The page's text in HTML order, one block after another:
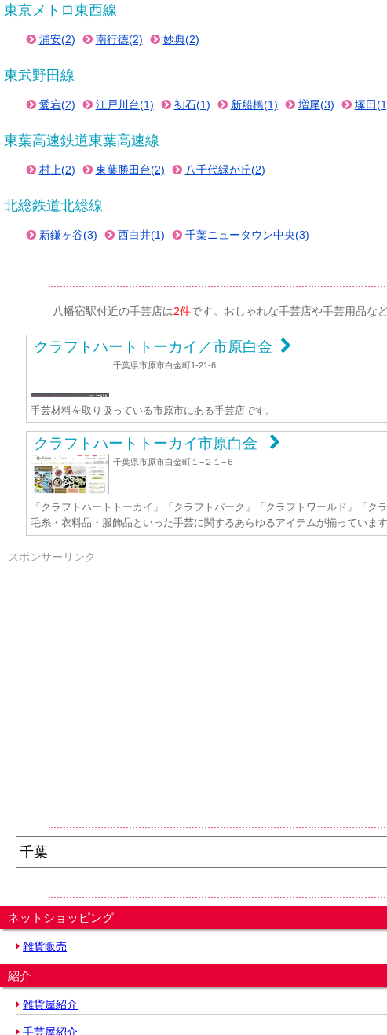
東京メトロ東西線
浦安(2) 南行徳(2) 妙典(2)
東武野田線
愛宕(2) 江戸川台(1) 初石(1) 新船橋(1) 増尾(3) 塚田
東葉高速鉄道東葉高速線
村上(2) 東葉勝田台(2) 八千代緑が丘(2)
北総鉄道北総線
新鎌ヶ谷(3) 西白井(1) 千葉ニュータウン中央(3)
八幡宿駅付近の手芸店は2件です。おしゃれな手芸店や手芸用品な
クラフトハートトーカイ／市原白金
千葉県市原市白金町1-21-6
手芸材料を取り扱っている市原市にある手芸店です。
クラフトハートトーカイ市原白金
千葉県市原市白金町１−２１−６
「クラフトハートトーカイ」「クラフトパーク」「クラフトワールド」「
毛糸・衣料品・服飾品といった手芸に関するあらゆるアイテムが揃っています
スポンサーリンク
ネットショッピング
雑貨販売
紹介
雑貨屋紹介
手芸屋紹介